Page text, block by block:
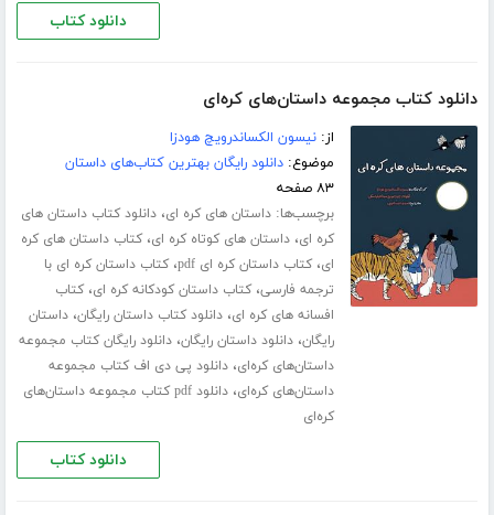
دانلود کتاب
دانلود کتاب مجموعه داستان‌های کره‌ای
از:نیسون الکساندرویچ هودزا
موضوع:دانلود رایگان بهترین کتاب‌های داستان
۸۳ صفحه
برچسب‌ها:داستان های کره ای،دانلود کتاب داستان های
کره ای،داستان های کوتاه کره ای،کتاب داستان های کره
ای،کتاب داستان کره ای pdf ،کتاب داستان کره ای با
ترجمه فارسی،کتاب داستان کودکانه کره ای،کتاب
افسانه های کره ای،دانلود کتاب داستان رایگان،داستان
رایگان،دانلود داستان رایگان،دانلود رایگان کتاب مجموعه
داستان‌های کره‌ای،دانلود پی دی اف کتاب مجموعه
داستان‌های کره‌ای،
دانلود pdf کتاب مجموعه داستان‌های
کره‌ای
دانلود کتاب